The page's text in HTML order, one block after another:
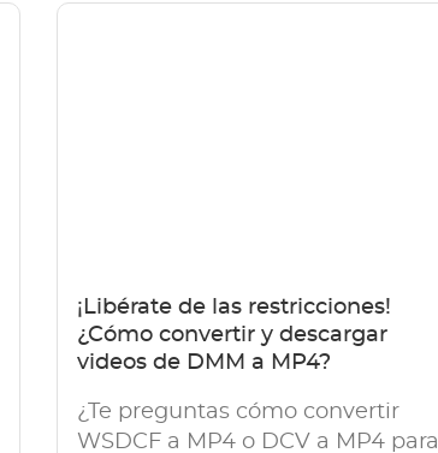
¡Libérate de las restricciones!
¿Cómo convertir y descargar
videos de DMM a MP4?
¿Te preguntas cómo convertir
WSDCF a MP4 o DCV a MP4 para